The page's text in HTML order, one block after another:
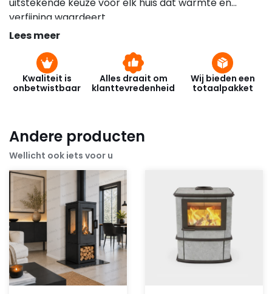
uitstekende keuze voor elk huis dat warmte en
verfijning waardeert.
Lees meer
Kwaliteit is
onbetwistbaar
Alles draait om
klanttevredenheid
Wij bieden een
totaalpakket
Andere producten
Wellicht ook iets voor u